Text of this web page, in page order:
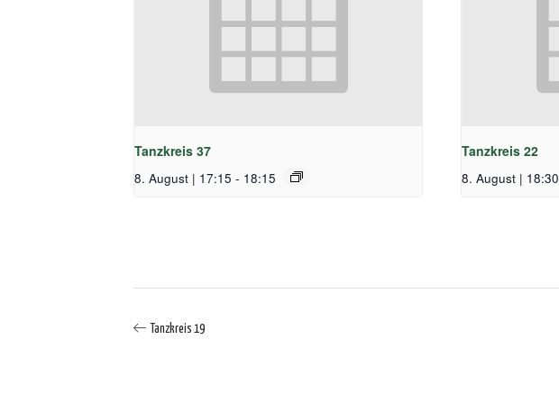
Tanzkreis 37
8. August | 17:15 - 18:15
Tanzkreis 22
8. August | 18:30
Tanzkreis 19